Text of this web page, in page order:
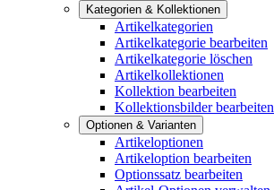
Kategorien & Kollektionen
Artikelkategorien
Artikelkategorie bearbeiten
Artikelkategorie löschen
Artikelkollektionen
Kollektion bearbeiten
Kollektionsbilder bearbeiten
Optionen & Varianten
Artikeloptionen
Artikeloption bearbeiten
Optionssatz bearbeiten